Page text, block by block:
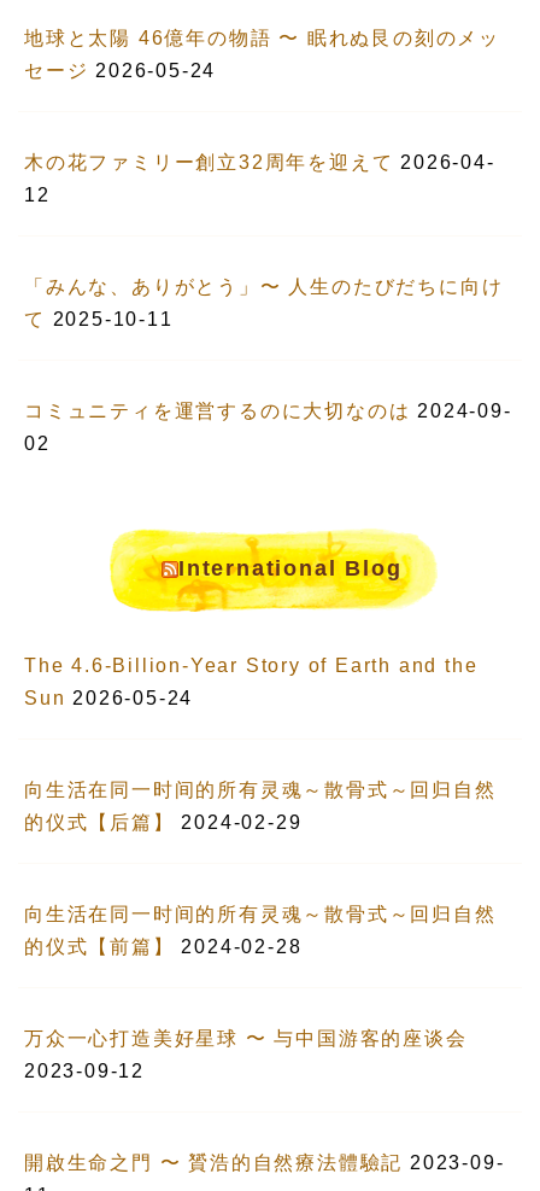
地球と太陽 46億年の物語 〜 眠れぬ艮の刻のメッ
セージ 2026-05-24
木の花ファミリー創立32周年を迎えて 2026-04-
12
「みんな、ありがとう」〜 人生のたびだちに向け
て
2025-10-11
コミュニティを運営するのに大切なのは 2024-09-
02
International Blog
The 4.6-Billion-Year Story of Earth and the
Sun 2026-05-24
向生活在同一时间的所有灵魂～散骨式～回归自然
的仪式【后篇】
2024-02-29
向生活在同一时间的所有灵魂～散骨式～回归自然
的仪式【前篇】
2024-02-28
万众一心打造美好星球 〜 与中国游客的座谈会
2023-09-12
開啟生命之門 〜 贇浩的自然療法體驗記 2023-09-